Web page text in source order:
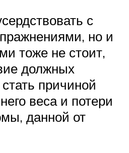
с
но и
тоже не стоит,
должных
причиной
веса и потери
данной от